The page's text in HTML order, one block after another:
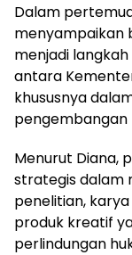
Dalam
menyampaikan
menjadi
antara
khususnya
pengembangan
Menurut Diana,
strategis dalam
penelitian,
produk kreatif
perlindungan